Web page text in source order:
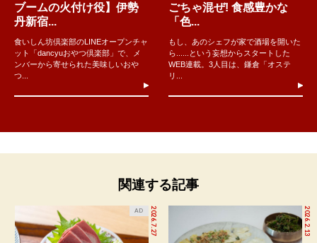
ブームの火付け役】伊勢
丹新宿...
食いしん坊倶楽部のLINEオープンチャ
ット「dancyuおやつ倶楽部」で、メ
ンバーから寄せられた美味しいおや
つ...
ごちゃ混ぜ! 食感豊かな
「色...
もし、あのシェフが家で酒場を開いた
ら......という妄想からスタートした
WEB連載。3人目は、鎌倉「オステ
リ...
関連する記事
2026.7.27
AD 2026.2.13